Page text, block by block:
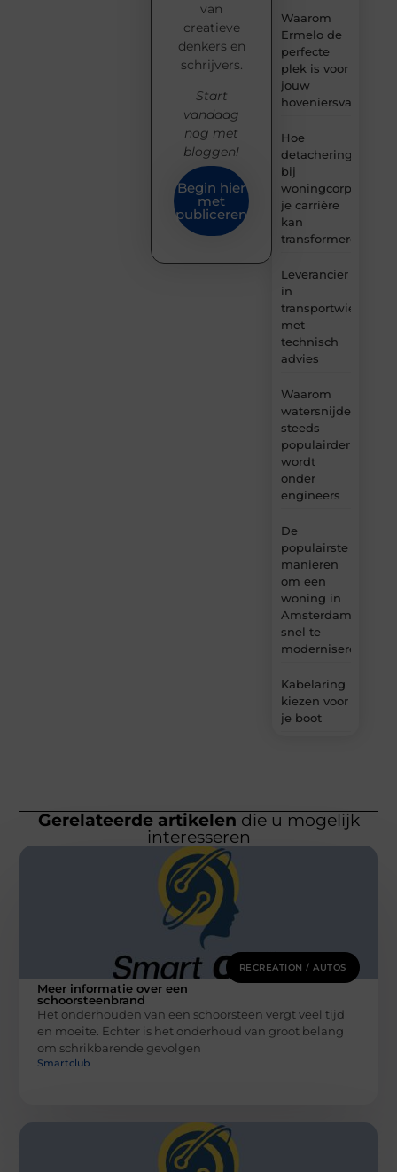
Waarom
Ermelo de
perfecte
plek is voor
jouw
Hoe
detachering
bij
woningcorporaties
je carrière
kan
transformeren
Leverancier
in
transportwielen
met
technisch
advies
Waarom
watersnijden
steeds
populairder
wordt
onder
engineers
De
populairste
manieren
om een
woning in
Amsterdam
snel te
moderniseren
Kabelaring
kiezen voor
je boot
van
creatieve
denkers en
schrijvers.
Start
vandaag
nog met
bloggen!
Begin hier
met
publiceren
Gerelateerde artikelen die u mogelijk
interesseren
RECREATION / AUTOS
Meer informatie over een
schoorsteenbrand
Het onderhouden van een schoorsteen vergt veel tijd
en moeite. Echter is het onderhoud van groot belang
om schrikbarende gevolgen
Smartclub